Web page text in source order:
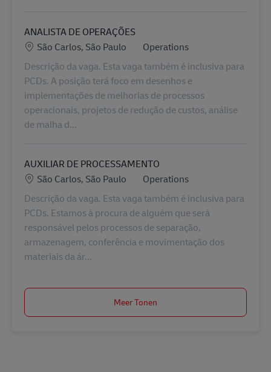
ANALISTA DE OPERAÇÕES
LocatieSão Carlos, São Paulo Categorie
Operations
Descrição da vaga. Esta vaga também é inclusiva para
PCDs. A posição terá foco em desenhos e
implementações de melhorias de processos
operacionais, projetos de redução de custos, análise
de malha d...
AUXILIAR DE PROCESSAMENTO
LocatieSão Carlos, São Paulo Categorie
Operations
Descrição da vaga. Esta vaga também é inclusiva para
PCDs. Estamos à procura de alguém que será
responsável pelos processos de separação,
armazenagem, conferência e movimentação dos
materiais da ár...
Meer Tonen